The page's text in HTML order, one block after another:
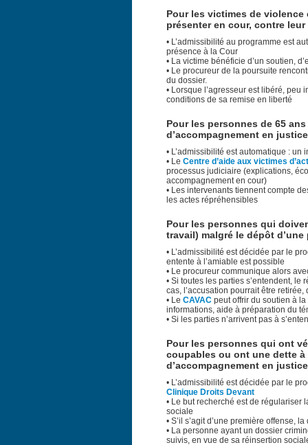
Pour les victimes de
présenter en cour, contre leur
• L’admissibilité au programme est
présence à la Cour
• La victime bénéficie d’un soutien,
• Le procureur de la poursuite
du dossier.
• Lorsque l’agresseur est libéré,
conditions de sa remise en liberté
Pour les personnes de 65
d’accompagnement en
• L’admissibilité est automatique :
• Le Centre d’aide aux victimes
processus judiciaire (explications,
accompagnement en cour)
• Les intervenants tiennent compte
les actes répréhensibles
Pour les personnes qui
travail) malgré le dépôt
• L’admissibilité est décidée par le
entente à l’amiable est possible
• Le procureur communique alors
• Si toutes les parties s’entendent,
cas, l’accusation pourrait être
• Le CAVAC peut offrir du soutien à
informations, aide à préparation du
• Si les parties n’arrivent pas à
Pour les personnes qui ont
coupables ou ont une dette
d’accompagnement en
• L’admissibilité est décidée par le
Clinique Droits Devant
• Le but recherché est de régulariser
sociale
• S’il s’agit d’une première offense,
• La personne ayant un dossier
suivis, en vue de sa réinsertion